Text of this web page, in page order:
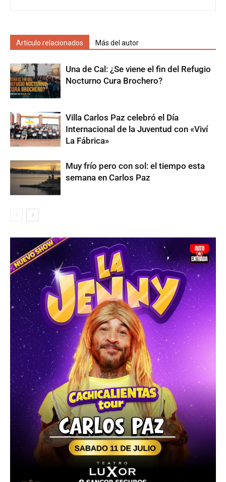
Artículo relacionados Más del autor
Una de Cal: ¿Se viene el fin del Refugio
Nocturno Cura Brochero?
Villa Carlos Paz celebró el Día
Internacional de la Juventud con «Viví
La Fábrica»
Muy frío pero con sol: el tiempo esta
semana en Carlos Paz